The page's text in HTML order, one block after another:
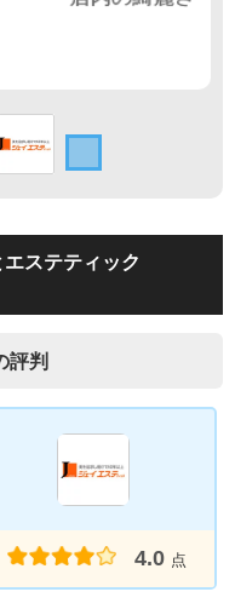
ステティック
評判
4.0 点